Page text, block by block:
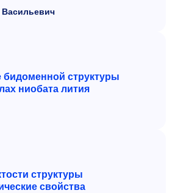
структуры
ниобата лития
структуры
свойства